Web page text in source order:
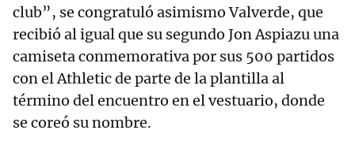
club”, se congratuló asimismo Valverde, que
recibió al igual que su segundo Jon Aspiazu una
camiseta conmemorativa por sus 500 partidos
con el Athletic de parte de la plantilla al
término del encuentro en el vestuario, donde
se coreó su nombre.